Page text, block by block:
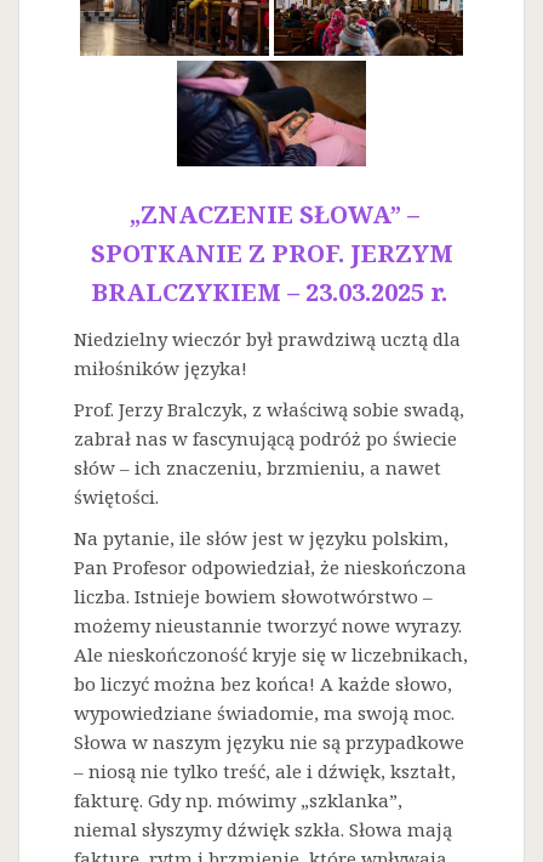
„ZNACZENIE SŁOWA” –
SPOTKANIE Z PROF. JERZYM
BRALCZYKIEM – 23.03.2025 r.
Niedzielny wieczór był prawdziwą ucztą dla
miłośników języka!
Prof. Jerzy Bralczyk, z właściwą sobie swadą,
zabrał nas w fascynującą podróż po świecie
słów – ich znaczeniu, brzmieniu, a nawet
świętości.
Na pytanie, ile słów jest w języku polskim,
Pan Profesor odpowiedział, że nieskończona
liczba. Istnieje bowiem słowotwórstwo –
możemy nieustannie tworzyć nowe wyrazy.
Ale nieskończoność kryje się w liczebnikach,
bo liczyć można bez końca! A każde słowo,
wypowiedziane świadomie, ma swoją moc.
Słowa w naszym języku nie są przypadkowe
– niosą nie tylko treść, ale i dźwięk, kształt,
fakturę. Gdy np. mówimy „szklanka”,
niemal słyszymy dźwięk szkła. Słowa mają